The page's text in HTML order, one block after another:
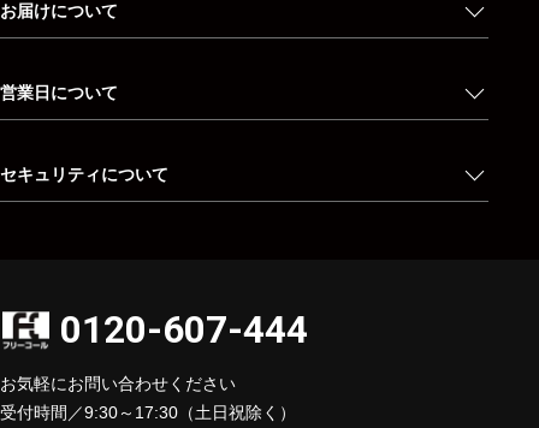
お届けについて
営業日について
セキュリティについて
0120-607-444
お気軽にお問い合わせください
受付時間／9:30～17:30（土日祝除く）